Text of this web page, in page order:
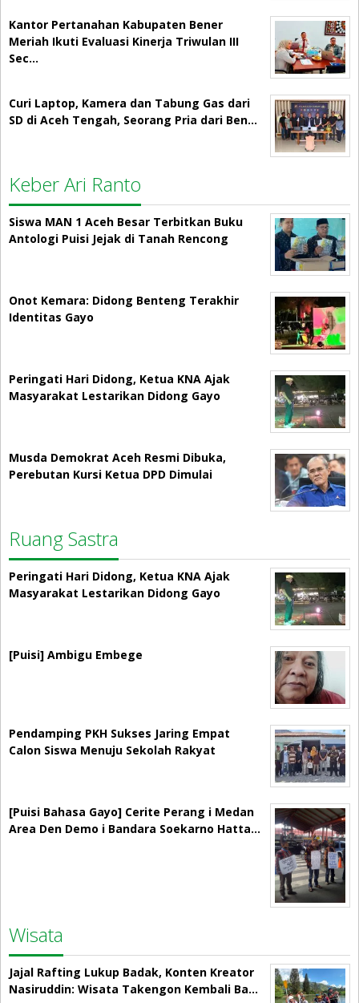
Kantor Pertanahan Kabupaten Bener
Meriah Ikuti Evaluasi Kinerja Triwulan III
Sec…
Curi Laptop, Kamera dan Tabung Gas dari
SD di Aceh Tengah, Seorang Pria dari Ben…
Keber Ari Ranto
Siswa MAN 1 Aceh Besar Terbitkan Buku
Antologi Puisi Jejak di Tanah Rencong
Onot Kemara: Didong Benteng Terakhir
Identitas Gayo
Peringati Hari Didong, Ketua KNA Ajak
Masyarakat Lestarikan Didong Gayo
Musda Demokrat Aceh Resmi Dibuka,
Perebutan Kursi Ketua DPD Dimulai
Ruang Sastra
Peringati Hari Didong, Ketua KNA Ajak
Masyarakat Lestarikan Didong Gayo
[Puisi] Ambigu Embege
Pendamping PKH Sukses Jaring Empat
Calon Siswa Menuju Sekolah Rakyat
[Puisi Bahasa Gayo] Cerite Perang i Medan
Area Den Demo i Bandara Soekarno Hatta…
Wisata
Jajal Rafting Lukup Badak, Konten Kreator
Nasiruddin: Wisata Takengon Kembali Ba…